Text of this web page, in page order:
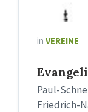
in VEREINE
Paul-
Friedrich-